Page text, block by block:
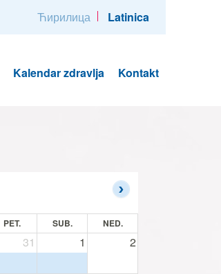
Ћирилица Latinica
Kalendar zdravlja Kontakt
PET. SUB. NED.
31 1 2